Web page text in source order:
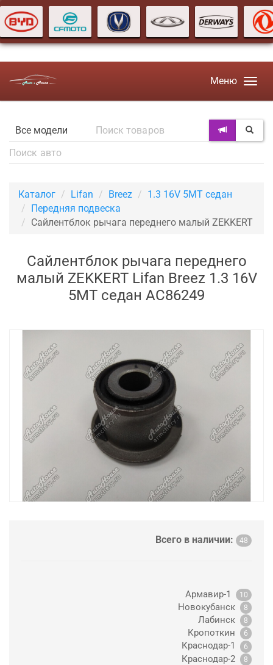
Меню
Каталог Lifan Breez
1.3 16V 5MT седан
Передняя подвеска
Сайлентблок рычага переднего малый ZEKKERT
Сайлентблок рычага переднего
малый ZEKKERT Lifan Breez 1.3 16V
5MT седан AC86249
Всего в наличии: 48
Армавир-1 10
Новокубанск 8
Лабинск 8
Кропоткин 6
Краснодар-1 6
Краснодар-2 8